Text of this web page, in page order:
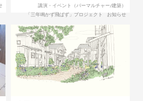
講演・イベント（パーマルチャー/建築）
「三年鳴かず飛ばず」プロジェクト
お知らせ